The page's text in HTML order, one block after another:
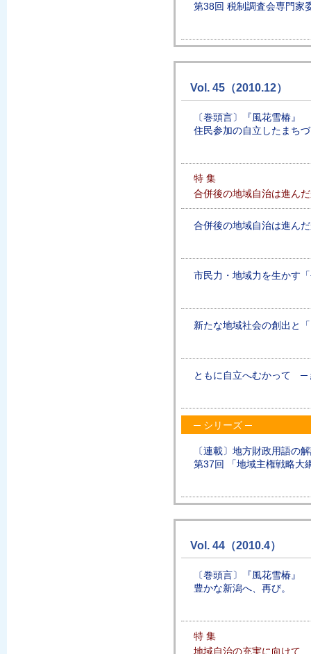
第38回 税制調査会専門
Vol. 45（2010.12）
〔巻頭言〕『風花雪椿』
住民参加の自立したまち
特 集
合併後の地域自治は進ん
合併後の地域自治は進ん
市民力・地域力を生かす
新たな地域社会の創出と
ともに自立へむかって ─
─ シリーズ ─
〔連載〕地方財政用語の
第37回 「地域主権戦略大
Vol. 44（2010.4）
〔巻頭言〕『風花雪椿』
豊かな新潟へ、再び。
特 集
地域自治の充実に向けて